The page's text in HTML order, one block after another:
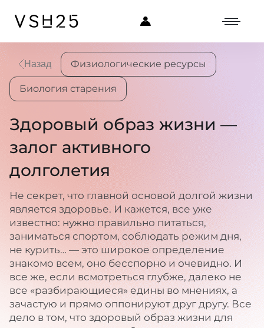
Назад Физиологические ресурсы
Биология старения
Здоровый образ жизни —
залог активного
долголетия
Не секрет, что главной основой долгой жизни
является здоровье. И кажется, все уже
известно: нужно правильно питаться,
заниматься спортом, соблюдать режим дня,
не курить… — это широкое определение
знакомо всем, оно бесспорно и очевидно. И
все же, если всмотреться глубже, далеко не
все «разбирающиеся» едины во мнениях, а
зачастую и прямо оппонируют друг другу. Все
дело в том, что здоровый образ жизни для